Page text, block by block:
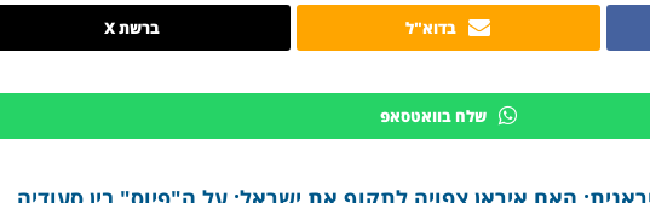
בדוא"ל ברשת X
שלח בוואטסאפ